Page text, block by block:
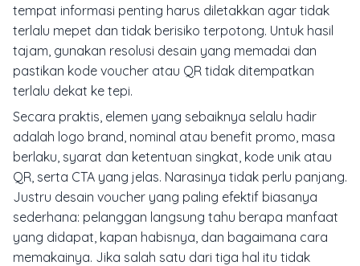
tempat informasi penting harus diletakkan agar tidak
terlalu mepet dan tidak berisiko terpotong. Untuk hasil
tajam, gunakan resolusi desain yang memadai dan
pastikan kode voucher atau QR tidak ditempatkan
terlalu dekat ke tepi.
Secara praktis, elemen yang sebaiknya selalu hadir
adalah logo brand, nominal atau benefit promo, masa
berlaku, syarat dan ketentuan singkat, kode unik atau
QR, serta CTA yang jelas. Narasinya tidak perlu panjang.
Justru desain voucher yang paling efektif biasanya
sederhana: pelanggan langsung tahu berapa manfaat
yang didapat, kapan habisnya, dan bagaimana cara
memakainya. Jika salah satu dari tiga hal itu tidak